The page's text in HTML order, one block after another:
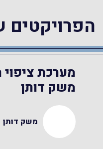
הפרויקטים
מערכת
משק דותן
משק דותן